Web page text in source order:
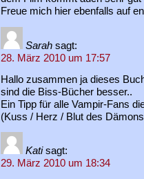
Freue mich hier ebenfalls auf
Sarah sagt:
28. März 2010 um 17:57
Hallo zusammen ja dieses
sind die Biss-Bücher besser..
Ein Tipp für alle Vampir-Fans
(Kuss / Herz / Blut des
Kati sagt:
29. März 2010 um 18:34